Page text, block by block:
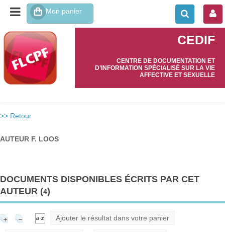
CEDIF
CENTRE DE DOCUMENTATION ET
D’INFORMATION SPÉCIALISÉ SUR LA VIE
AFFECTIVE ET SEXUELLE
>> Retour
AUTEUR F. LOOS
DOCUMENTS DISPONIBLES ÉCRITS PAR CET
AUTEUR (4)
Ajouter le résultat dans votre panier